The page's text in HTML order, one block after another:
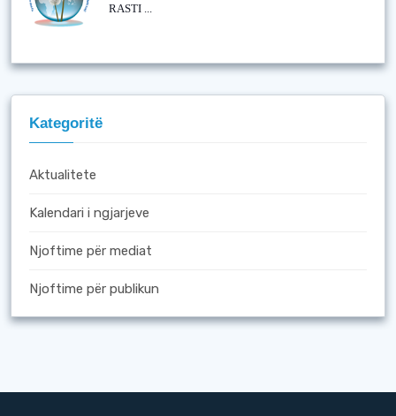
RASTI ...
Kategoritë
Aktualitete
Kalendari i ngjarjeve
Njoftime për mediat
Njoftime për publikun